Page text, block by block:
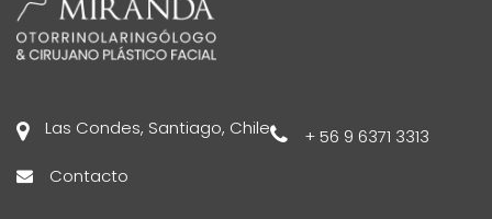
Las Condes, Santiago, Chile
+ 56 9 6371 3313
Contacto